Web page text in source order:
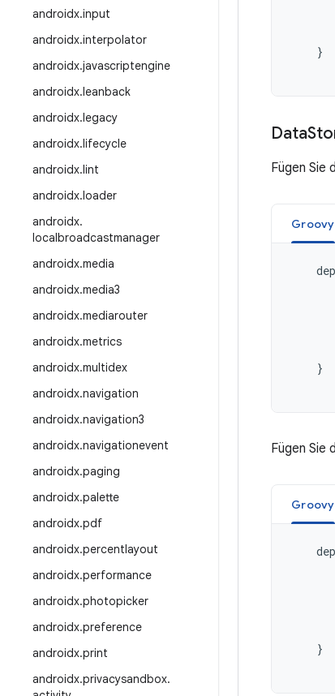
androidx.input
androidx.interpolator
androidx.javascriptengine
androidx.leanback
androidx.legacy
androidx.lifecycle
androidx.lint
androidx.loader
androidx.
localbroadcastmanager
androidx.media
androidx.media3
androidx.mediarouter
androidx.metrics
androidx.multidex
androidx.navigation
androidx.navigation3
androidx.navigationevent
androidx.paging
androidx.palette
androidx.pdf
androidx.percentlayout
androidx.performance
androidx.photopicker
androidx.preference
androidx.print
androidx.privacysandbox.
}
Data
Fügen Sie
Groovy
}
Fügen Sie
Groovy
}